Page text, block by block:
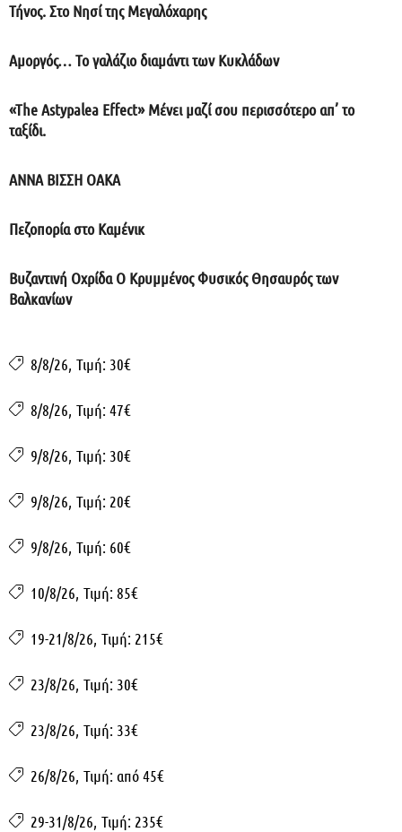
Τήνος. Στο Νησί της Μεγαλόχαρης
Αμοργός… Το γαλάζιο διαμάντι των Κυκλάδων
«The Astypalea Effect» Μένει μαζί σου περισσότερο απ’ το
ταξίδι.
ΑΝΝΑ ΒΙΣΣΗ ΟΑΚΑ
Πεζοπορία στο Καμένικ
Βυζαντινή Οχρίδα Ο Κρυμμένος Φυσικός Θησαυρός των
Βαλκανίων
8/8/26, Τιμή: 30€
8/8/26, Τιμή: 47€
9/8/26, Τιμή: 30€
9/8/26, Τιμή: 20€
9/8/26, Τιμή: 60€
10/8/26, Τιμή: 85€
19-21/8/26, Τιμή: 215€
23/8/26, Τιμή: 30€
23/8/26, Τιμή: 33€
26/8/26, Τιμή: από 45€
29-31/8/26, Τιμή: 235€